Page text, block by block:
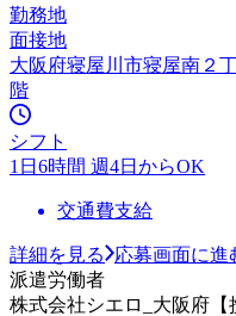
勤務地
面接地
大阪府寝屋川市寝屋南２
階
シフト
1日6時間 週4日からOK
交通費支給
詳細を見る
応募画面に進
派遣労働者
株式会社シエロ_大阪府【